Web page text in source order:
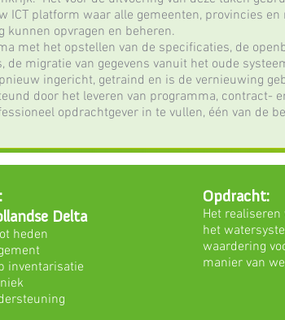
ICT platform waar alle gemeenten, provincies
kunnen opvragen en beheren.
met het opstellen van de specificaties, de
migratie van gegevens vanuit het oude
ingericht, getraind en is de vernieuwing
door het leveren van programma, contract-
opdrachtgever in te vullen, één van de
Delta
heden
inventarisatie
Opdracht:
Het
het
waardering
manier van